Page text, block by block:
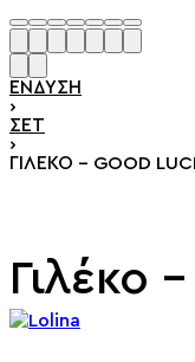
ΈΝΔΥΣΗ
›
ΣΕΤ
›
ΓΙΛΈΚΟ – GOOD
Γιλέκο